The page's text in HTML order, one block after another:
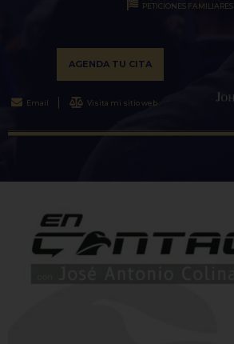
PETICIONES FAMILIARES
AGENDA TU CITA
Email Visita mi sitio web